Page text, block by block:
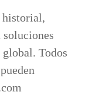
historial,
soluciones
global. Todos